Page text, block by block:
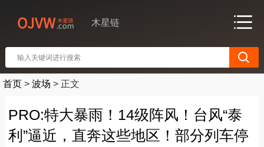
木星链
首页 > 波场 > 正文
PRO:特大暴雨！14级阵风！台风“泰
利”逼近，直奔这些地区！部分列车停